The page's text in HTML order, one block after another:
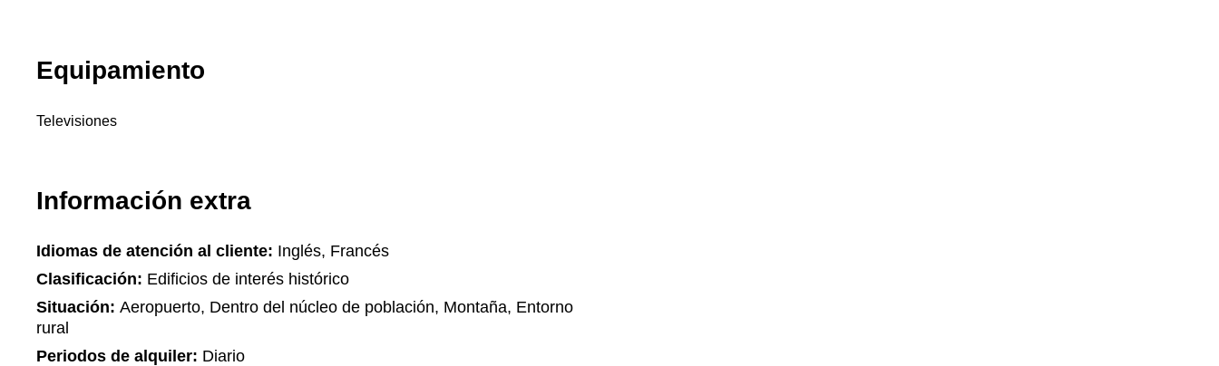
Equipamiento
Televisiones
Información extra
Idiomas de atención al cliente: Inglés, Francés
Clasificación: Edificios de interés histórico
Situación: Aeropuerto, Dentro del núcleo de población, Montaña, Entorno
rural
Periodos de alquiler: Diario